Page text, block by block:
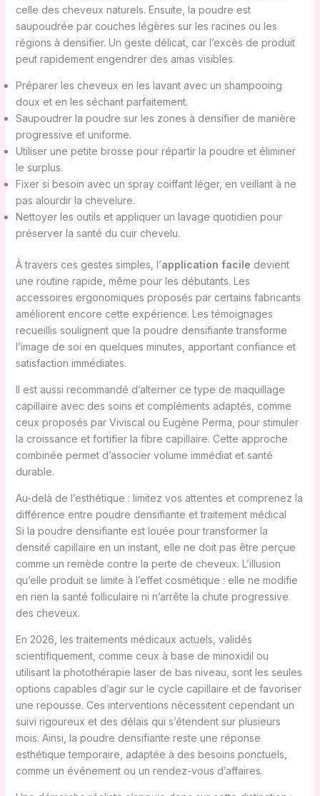
celle des cheveux naturels. Ensuite, la poudre est
saupoudrée par couches légères sur les racines ou les
régions à densifier. Un geste délicat, car l’excès de produit
peut rapidement engendrer des amas visibles.
Préparer les cheveux en les lavant avec un shampooing
doux et en les séchant parfaitement.
Saupoudrer la poudre sur les zones à densifier de manière
progressive et uniforme.
Utiliser une petite brosse pour répartir la poudre et éliminer
le surplus.
Fixer si besoin avec un spray coiffant léger, en veillant à ne
pas alourdir la chevelure.
Nettoyer les outils et appliquer un lavage quotidien pour
préserver la santé du cuir chevelu.
À travers ces gestes simples, l’application facile devient
une routine rapide, même pour les débutants. Les
accessoires ergonomiques proposés par certains fabricants
améliorent encore cette expérience. Les témoignages
recueillis soulignent que la poudre densifiante transforme
l’image de soi en quelques minutes, apportant confiance et
satisfaction immédiates.
Il est aussi recommandé d’alterner ce type de maquillage
capillaire avec des soins et compléments adaptés, comme
ceux proposés par Viviscal ou Eugène Perma, pour stimuler
la croissance et fortifier la fibre capillaire. Cette approche
combinée permet d’associer volume immédiat et santé
durable.
Au-delà de l’esthétique : limitez vos attentes et comprenez la
différence entre poudre densifiante et traitement médical
Si la poudre densifiante est louée pour transformer la
densité capillaire en un instant, elle ne doit pas être perçue
comme un remède contre la perte de cheveux. L’illusion
qu’elle produit se limite à l’effet cosmétique : elle ne modifie
en rien la santé folliculaire ni n’arrête la chute progressive
des cheveux.
En 2026, les traitements médicaux actuels, validés
scientifiquement, comme ceux à base de minoxidil ou
utilisant la photothérapie laser de bas niveau, sont les seules
options capables d’agir sur le cycle capillaire et de favoriser
une repousse. Ces interventions nécessitent cependant un
suivi rigoureux et des délais qui s’étendent sur plusieurs
mois. Ainsi, la poudre densifiante reste une réponse
esthétique temporaire, adaptée à des besoins ponctuels,
comme un événement ou un rendez-vous d’affaires.